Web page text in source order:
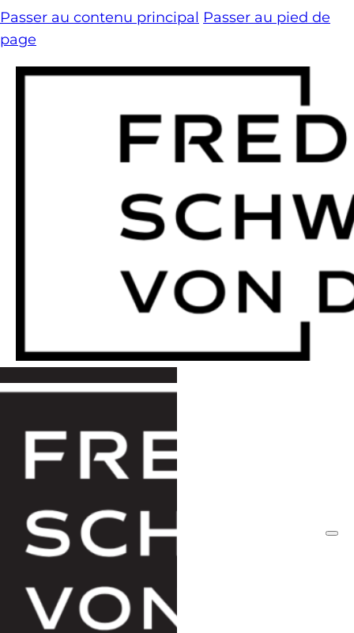
Passer au contenu principal Passer au pied de
page